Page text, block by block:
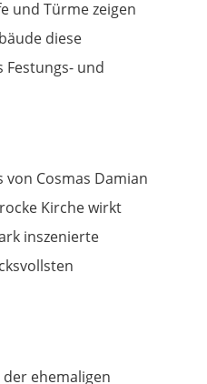
und Türme zeigen
diese
und
Cosmas Damian
Kirche wirkt
inszenierte
ehemaligen